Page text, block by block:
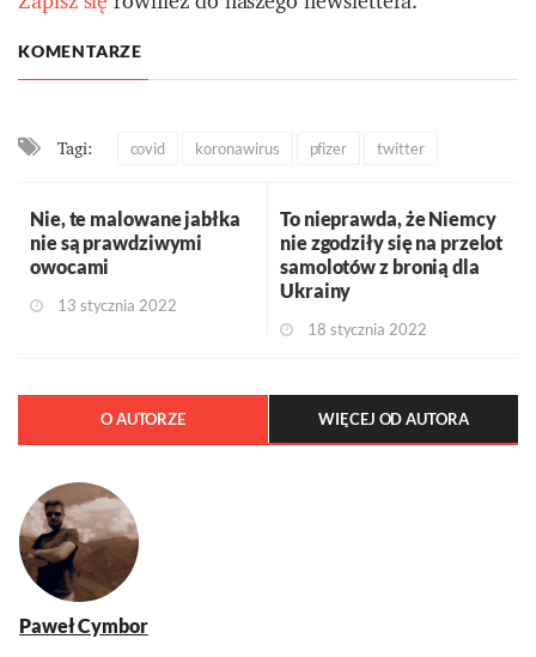
KOMENTARZE
Tagi: covid koronawirus pfizer twitter
Nie, te malowane jabłka
nie są prawdziwymi
owocami
13 stycznia 2022
To nieprawda, że Niemcy
nie zgodziły się na przelot
samolotów z bronią dla
Ukrainy
18 stycznia 2022
O AUTORZE WIĘCEJ OD AUTORA
Paweł Cymbor